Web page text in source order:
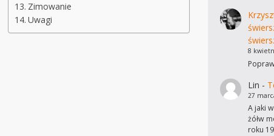
Zimowanie
Uwagi
8
Lin -
27
A jaki
żółw
roku